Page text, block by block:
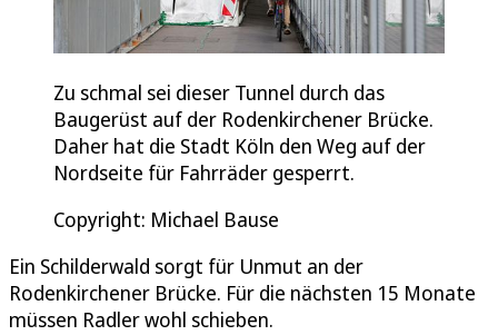
Zu schmal sei dieser Tunnel durch das
Baugerüst auf der Rodenkirchener Brücke.
Daher hat die Stadt Köln den Weg auf der
Nordseite für Fahrräder gesperrt.
Copyright: Michael Bause
Ein Schilderwald sorgt für Unmut an der
Rodenkirchener Brücke. Für die nächsten 15 Monate
müssen Radler wohl schieben.